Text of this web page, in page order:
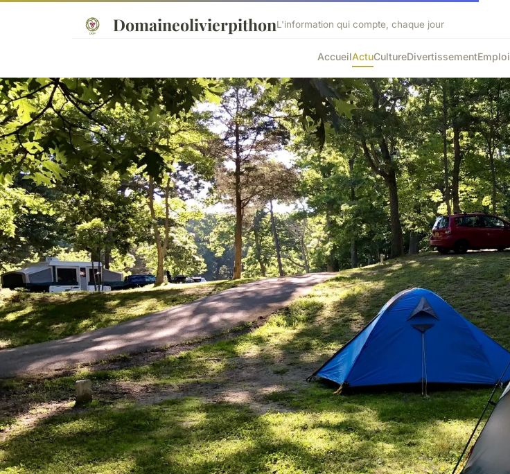
DomaineolivierpithonL'information qui compte, chaque jour
AccueilActuCultureDivertissementEmploi